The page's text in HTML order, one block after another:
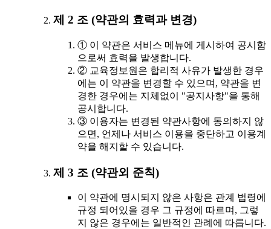
제 2 조 (약관의 효력과 변경)
① 이 약관은 서비스 메뉴에 게시하여 공시함
으로써 효력을 발생합니다.
② 교육정보원은 합리적 사유가 발생한 경우
에는 이 약관을 변경할 수 있으며, 약관을 변
경한 경우에는 지체없이 "공지사항"을 통해
공시합니다.
③ 이용자는 변경된 약관사항에 동의하지 않
으면, 언제나 서비스 이용을 중단하고 이용계
약을 해지할 수 있습니다.
제 3 조 (약관외 준칙)
이 약관에 명시되지 않은 사항은 관계 법령에
규정 되어있을 경우 그 규정에 따르며, 그렇
지 않은 경우에는 일반적인 관례에 따릅니다.